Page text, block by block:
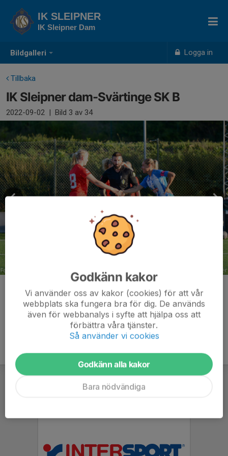
Bildgalleri Logga in
IK SLEIPNER
IK Sleipner Dam
Tillbaka
IK Sleipner dam-Svärtinge SK B
2022-09-02 | Bild 3 av 34
Kommentarer
Godkänn kakor
Vi använder oss av kakor (cookies) för att vår
webbplats ska fungera bra för dig. De används
även för webbanalys i syfte att hjälpa oss att
förbättra våra tjänster.
Så använder vi cookies
Godkänn alla kakor
Bara nödvändiga